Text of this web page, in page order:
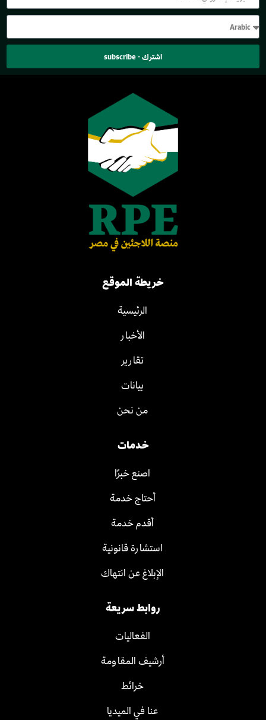
اشترك - subscribe
خريطة الموقع
الرئيسية
الأخبار
تقارير
بيانات
من نحن
خدمات
اصنع خبرًا
أحتاج خدمة
أقدم خدمة
استشارة قانونية
الإبلاغ عن انتهاك
روابط سريعة
الفعاليات
أرشيف المقاومة
خرائط
عنا في الميديا